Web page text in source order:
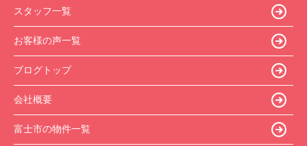
スタッフ一覧
お客様の声一覧
ブログトップ
会社概要
富士市の物件一覧